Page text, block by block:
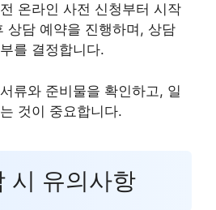
온라인 사전 신청부터 시작
상담 예약을 진행하며, 상담
를 결정합니다.
류와 준비물을 확인하고, 일
것이 중요합니다.
시 유의사항